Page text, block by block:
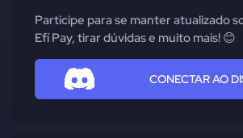
Participe para se manter atualizado
Efí Pay, tirar dúvidas e muito mais! 😊
CONECTAR AO